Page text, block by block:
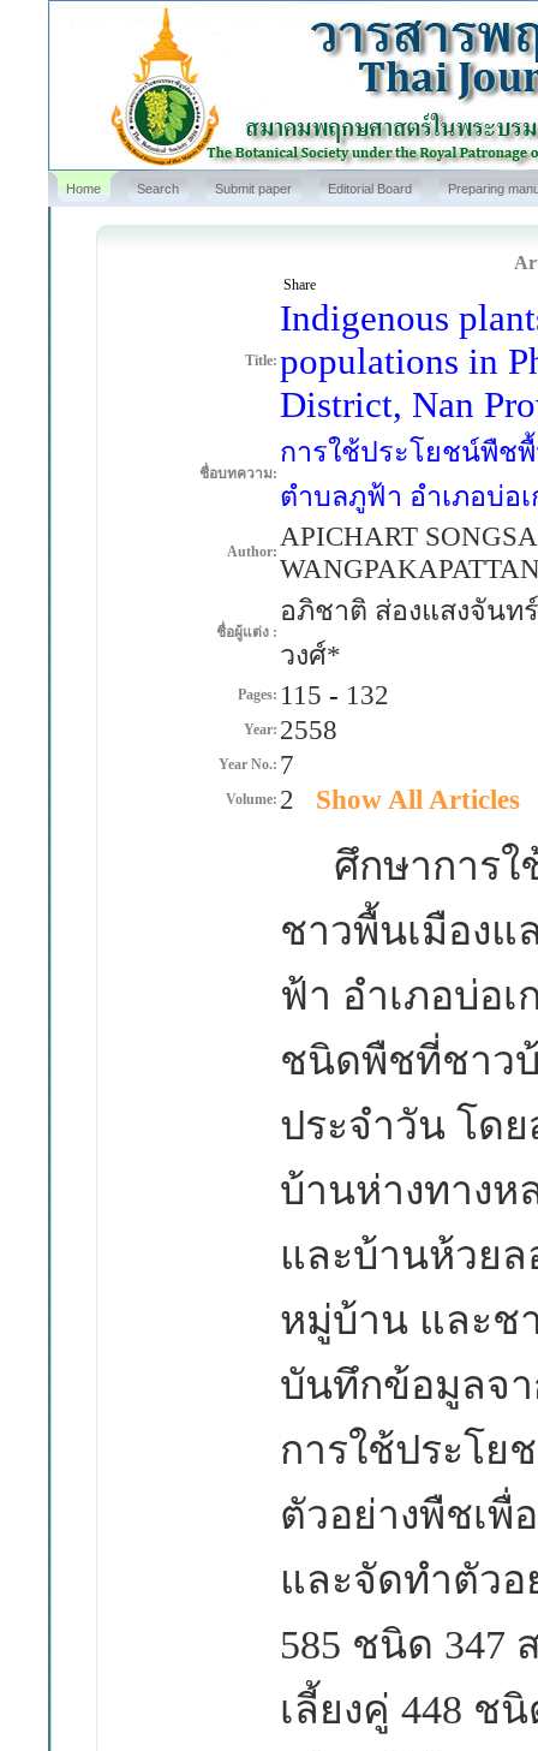
Home Search Submit paper Editorial Board Preparing
Share
Title:
Indigenous
populations in
District, Nan
ชื่อบทความ:
การใช้ประโยชน์พืช
ตำบลภูฟ้า อำเภอบ่อ
Author: APICHART
ชื่อผู้แต่ง :
อภิชาติ ส่องแสงจัน
วงศ์*
Pages: 115 - 132
Year: 2558
Year No.: 7
Volume: 2 Show All Articles
ศึกษาการใ
ชาวพื้นเมืองแ
ฟ้า อำเภอบ่อ
ชนิดพืชที่ชาว
ประจำวัน โด
บ้านห่างทางห
และบ้านห้วยล
หมู่บ้าน และช
บันทึกข้อมูลจ
การใช้ประโย
ตัวอย่างพืชเพื่
และจัดทำตัว
585 ชนิด 347
เลี้ยงคู่ 448 ชนิ